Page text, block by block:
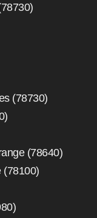
(78730)
(78640)
(78100)